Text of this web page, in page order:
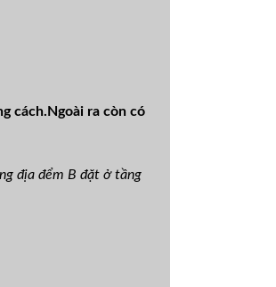
cách.Ngoài ra còn có
địa đểm B đặt ở tầng